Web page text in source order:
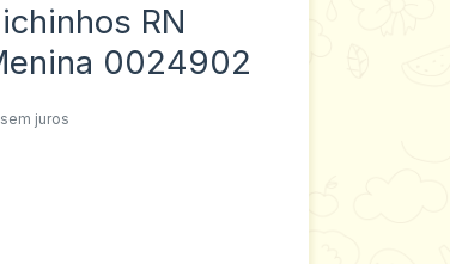
RN
0024902
sem juros